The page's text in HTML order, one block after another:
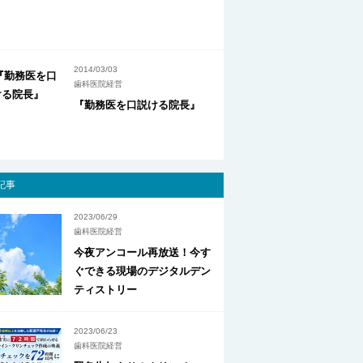
2014/03/03
歯科医院経営
『勤務医を口説ける院長』
事
2023/06/29
歯科医院経営
今夜アンコール再放送！今す
ぐできる現場のデジタルデン
ティストリー
2023/06/23
歯科医院経営